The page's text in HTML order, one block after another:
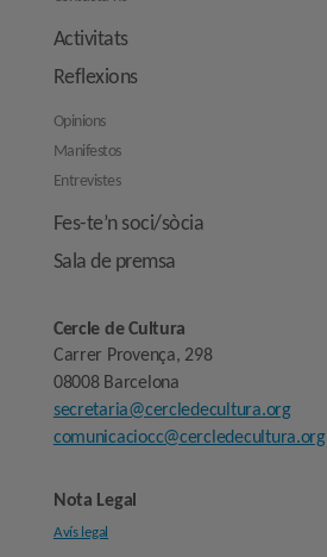
Activitats
Reflexions
Opinions
Manifestos
Entrevistes
Fes-te’n soci/sòcia
Sala de premsa
Cercle de Cultura
Carrer Provença, 298
08008 Barcelona
secretaria@cercledecultura.org
comunicaciocc@cercledecultura.org
Nota Legal
Avís legal